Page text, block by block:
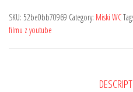
SKU: 52be0bb70969 Category: Miski WC
filmu z youtube